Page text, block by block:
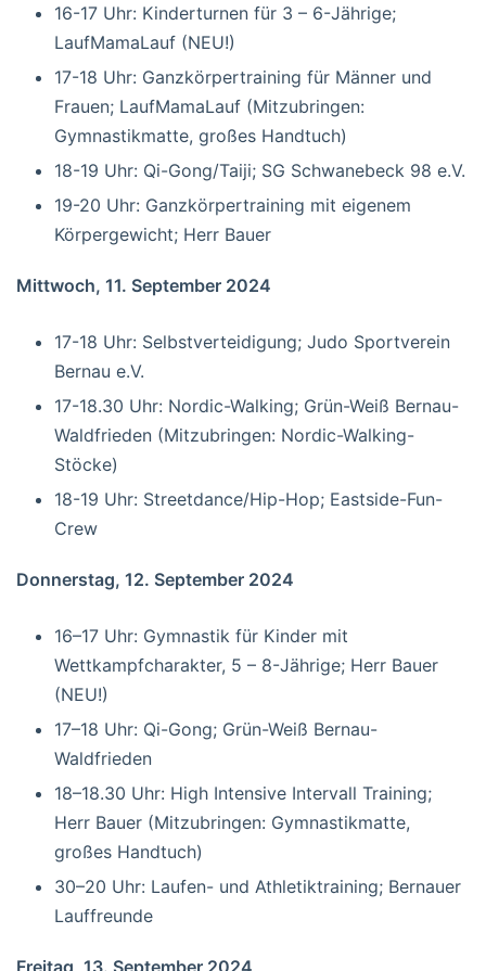
16-17 Uhr: Kinderturnen für 3 – 6-Jährige;
LaufMamaLauf (NEU!)
17-18 Uhr: Ganzkörpertraining für Männer und
Frauen; LaufMamaLauf (Mitzubringen:
Gymnastikmatte, großes Handtuch)
18-19 Uhr: Qi-Gong/Taiji; SG Schwanebeck 98 e.V.
19-20 Uhr: Ganzkörpertraining mit eigenem
Körpergewicht; Herr Bauer
Mittwoch, 11. September 2024
17-18 Uhr: Selbstverteidigung; Judo Sportverein
Bernau e.V.
17-18.30 Uhr: Nordic-Walking; Grün-Weiß Bernau-
Waldfrieden (Mitzubringen: Nordic-Walking-
Stöcke)
18-19 Uhr: Streetdance/Hip-Hop; Eastside-Fun-
Crew
Donnerstag, 12. September 2024
16–17 Uhr: Gymnastik für Kinder mit
Wettkampfcharakter, 5 – 8-Jährige; Herr Bauer
(NEU!)
17–18 Uhr: Qi-Gong; Grün-Weiß Bernau-
Waldfrieden
18–18.30 Uhr: High Intensive Intervall Training;
Herr Bauer (Mitzubringen: Gymnastikmatte,
großes Handtuch)
30–20 Uhr: Laufen- und Athletiktraining; Bernauer
Lauffreunde
Freitag, 13. September 2024